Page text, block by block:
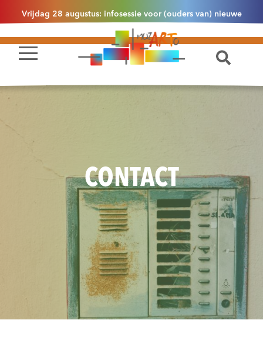
Vrijdag 28 augustus: infosessie voor (ouders van) nieuwe
leerlingen 2.1 om 13u30 in Essen
CONTACT